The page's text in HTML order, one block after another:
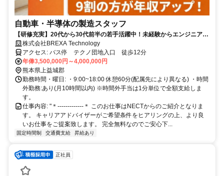
自動車・半導体の製造スタッフ
【研修充実】20代から30代前半の若手活躍中！未経験からエンジニア業
界にチャレンジした方歓迎
株式会社BREXA Technology
アクセス: バス停 テクノ団地入口 徒歩12分
年俸3,500,000円～4,000,000円
熊本県上益城郡
勤務時間・曜日: ・9:00~18:00 休憩60分(配属先により異なる) ・時間
外勤務:あり(月10時間以内) ※時間外手当は1分単位で全額支給しま
す。
仕事内容: "＊-------------＊ このお仕事はNECTからのご紹介となりま
す。 キャリアアドバイザーがご希望条件をヒアリングの上、より良
いお仕事をご提案致します。 完全無料なのでご安心下...
固定時間制 交通費支給 昇給あり
正社員